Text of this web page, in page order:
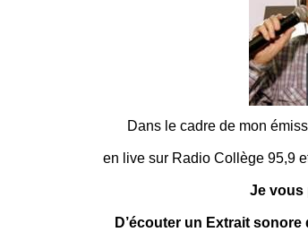
Dans le cadre de mon
en live sur Radio Collège 95,9
Je vous
D’écouter un Extrait sonore